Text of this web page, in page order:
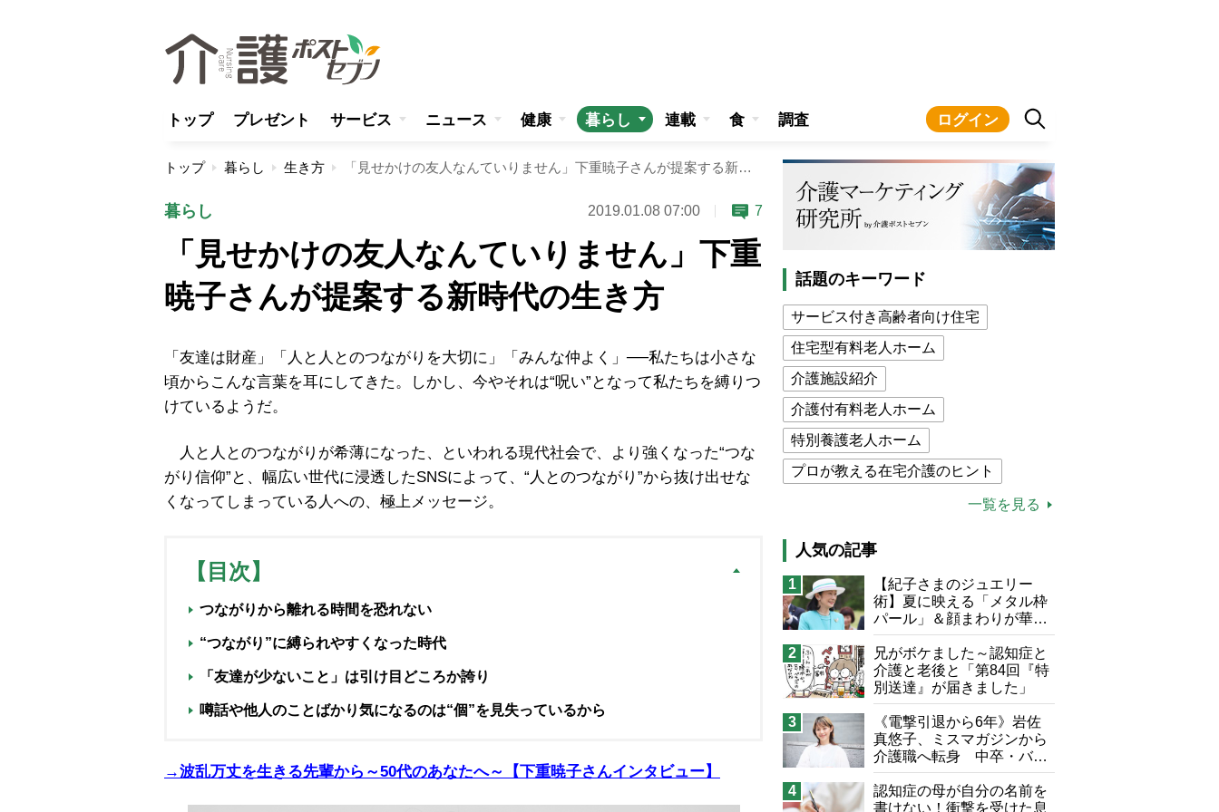
トップ プレゼント サービス ニュース 健康 暮らし 連載 食 調査 ログイン
トップ 暮らし 生き方 「見せかけの友人なんていりません」下重暁子さんが提案する新時代の生き方
暮らし 2019.01.08 07:00 7
「見せかけの友人なんていりません」下重
暁子さんが提案する新時代の生き方
「友達は財産」「人と人とのつながりを大切に」「みんな仲よく」──私たちは小さな
頃からこんな言葉を耳にしてきた。しかし、今やそれは“呪い”となって私たちを縛りつ
けているようだ。
人と人とのつながりが希薄になった、といわれる現代社会で、より強くなった“つな
がり信仰”と、幅広い世代に浸透したSNSによって、“人とのつながり”から抜け出せな
くなってしまっている人への、極上メッセージ。
【目次】
つながりから離れる時間を恐れない
“つながり”に縛られやすくなった時代
「友達が少ないこと」は引け目どころか誇り
噂話や他人のことばかり気になるのは“個”を見失っているから
→波乱万丈を生きる先輩から～50代のあなたへ～【下重暁子さんインタビュー】
話題のキーワード
サービス付き高齢者向け住宅
住宅型有料老人ホーム
介護施設紹介
介護付有料老人ホーム
特別養護老人ホーム
プロが教える在宅介護のヒント
介護食
猫が母になつきません
息子の遠距離介護サバイバル術
兄がボケました
便利なサービス
予防法
一覧を見る
人気の記事
1
【紀子さまのジュエリー
術】夏に映える「メタル枠
パール」＆顔まわりが華や
ぐ「揺れる一粒」の使い分
け方
2
兄がボケました～認知症と
介護と老後と「第84回『特
別送達』が届きました」
3
《電撃引退から6年》岩佐
真悠子、ミスマガジンから
介護職へ転身 中卒・バイ
ト経験ゼロの彼女が見つけ
た“居場所”「社会の役に立
ちながら自分らしくいられ
4
認知症の母が自分の名前を
書けない！衝撃を受けた息